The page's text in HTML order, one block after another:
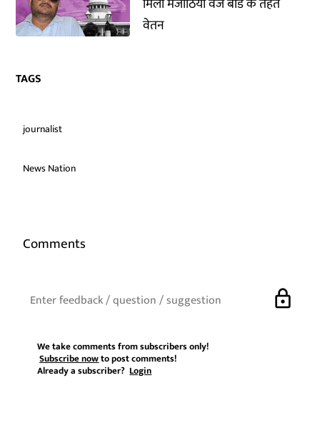
मिला मजीठिया वेज बोर्ड के तहत
वेतन
TAGS
journalist
News Nation
Comments
lock
We take comments from subscribers only!
Subscribe nowto post comments!
Already a subscriber?Login